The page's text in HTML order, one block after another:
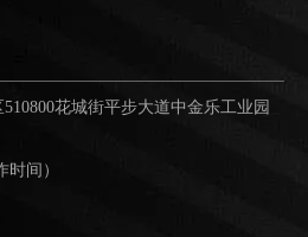
510800花城街平步大道中金乐工业园
时间）